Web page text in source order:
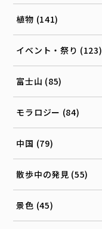
植物 (141)
イベント・祭り (123)
富士山 (85)
モラロジー (84)
中国 (79)
散歩中の発見 (55)
景色 (45)